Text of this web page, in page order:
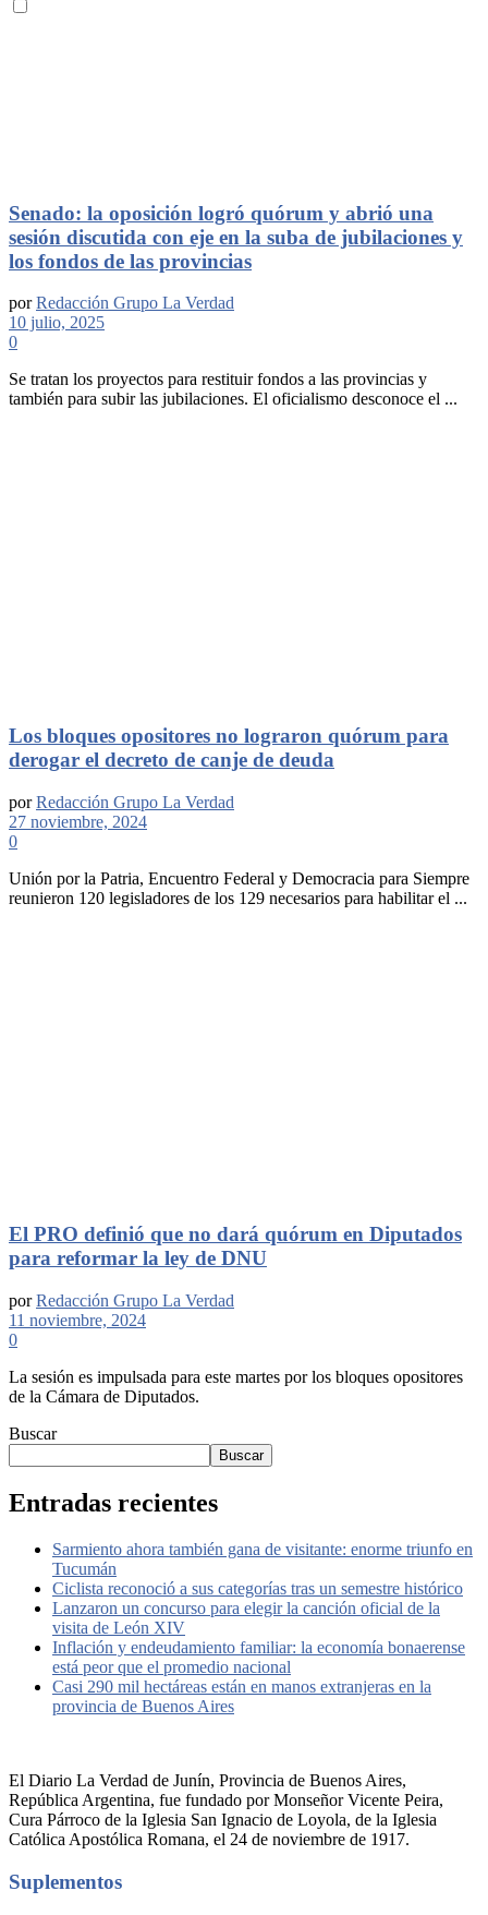
Senado: la oposición logró quórum y abrió una
sesión discutida con eje en la suba de jubilaciones y
los fondos de las provincias
por Redacción Grupo La Verdad
10 julio, 2025
0
Se tratan los proyectos para restituir fondos a las provincias y
también para subir las jubilaciones. El oficialismo desconoce el ...
Los bloques opositores no lograron quórum para
derogar el decreto de canje de deuda
por Redacción Grupo La Verdad
27 noviembre, 2024
0
Unión por la Patria, Encuentro Federal y Democracia para Siempre
reunieron 120 legisladores de los 129 necesarios para habilitar el ...
El PRO definió que no dará quórum en Diputados
para reformar la ley de DNU
por Redacción Grupo La Verdad
11 noviembre, 2024
0
La sesión es impulsada para este martes por los bloques opositores
de la Cámara de Diputados.
Buscar
Buscar
Entradas recientes
Sarmiento ahora también gana de visitante: enorme triunfo en
Tucumán
Ciclista reconoció a sus categorías tras un semestre histórico
Lanzaron un concurso para elegir la canción oficial de la
visita de León XIV
Inflación y endeudamiento familiar: la economía bonaerense
está peor que el promedio nacional
Casi 290 mil hectáreas están en manos extranjeras en la
provincia de Buenos Aires
El Diario La Verdad de Junín, Provincia de Buenos Aires,
República Argentina, fue fundado por Monseñor Vicente Peira,
Cura Párroco de la Iglesia San Ignacio de Loyola, de la Iglesia
Católica Apostólica Romana, el 24 de noviembre de 1917.
Suplementos